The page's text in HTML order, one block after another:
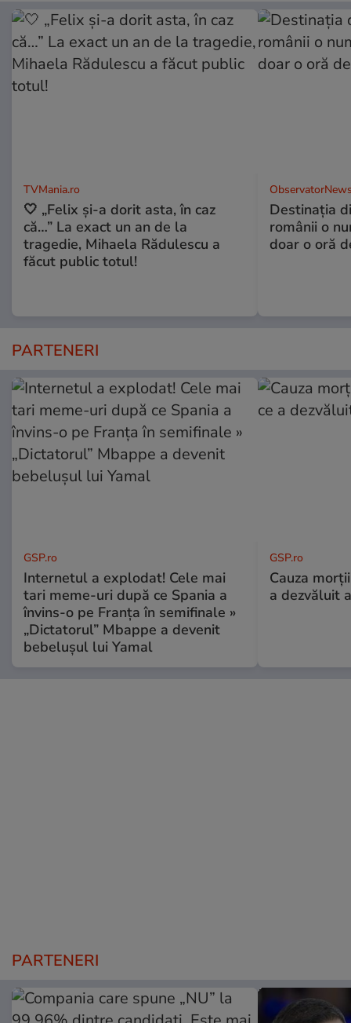
TVMania.ro
🤍 „Felix și-a dorit asta, în caz
că…” La exact un an de la
tragedie, Mihaela Rădulescu a
făcut public totul!
Destinaţia
românii o
doar o oră
PARTENERI
GSP.ro
Internetul a explodat! Cele mai
tari meme-uri după ce Spania a
învins-o pe Franța în semifinale »
„Dictatorul” Mbappe a devenit
bebelușul lui Yamal
GSP.ro
Cauza
a dezvăluit
PARTENERI